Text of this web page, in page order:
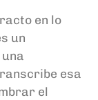
en lo
un
esa
el